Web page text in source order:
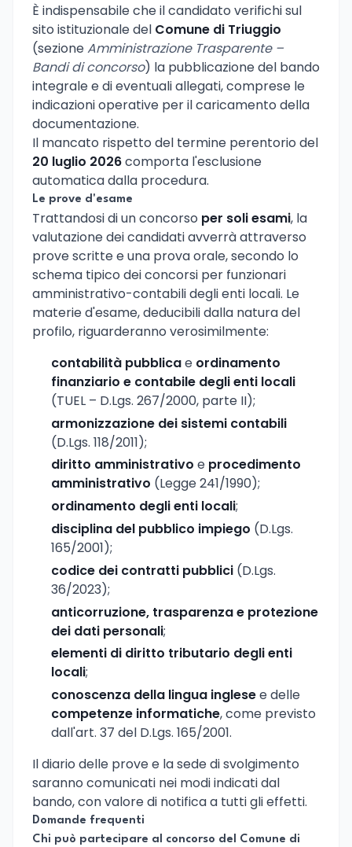
È indispensabile che il candidato verifichi sul
sito istituzionale del Comune di Triuggio
(sezioneAmministrazione Trasparente –
Bandi di concorso) la pubblicazione del bando
integrale e di eventuali allegati, comprese le
indicazioni operative per il caricamento della
documentazione.
Il mancato rispetto del termine perentorio del
20 luglio 2026comporta l'esclusione
automatica dalla procedura.
Le prove d'esame
Trattandosi di un concorso per soli esami, la
valutazione dei candidati avverrà attraverso
prove scritte e una prova orale, secondo lo
schema tipico dei concorsi per funzionari
amministrativo-contabili degli enti locali. Le
materie d'esame, deducibili dalla natura del
profilo, riguarderanno verosimilmente:
contabilità pubblicae ordinamento
finanziario e contabile degli enti locali
(TUEL – D.Lgs. 267/2000, parte II);
armonizzazione dei sistemi contabili
(D.Lgs. 118/2011);
diritto amministrativo e procedimento
amministrativo (Legge 241/1990);
ordinamento degli enti locali;
disciplina del pubblico impiego (D.Lgs.
165/2001);
codice dei contratti pubblici (D.Lgs.
36/2023);
anticorruzione, trasparenza e protezione
dei dati personali;
elementi di diritto tributario degli enti
locali;
conoscenza della lingua inglesee delle
competenze informatiche, come previsto
dall'art. 37 del D.Lgs. 165/2001.
Il diario delle prove e la sede di svolgimento
saranno comunicati nei modi indicati dal
bando, con valore di notifica a tutti gli effetti.
Domande frequenti
Chi può partecipare al concorso del Comune di